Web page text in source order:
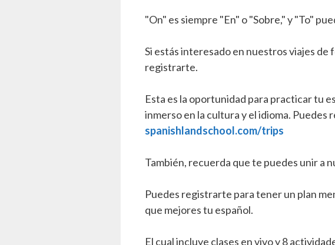
"On" es siempre "En" o "Sobre," y "To"
Si estás interesado en nuestros viajes
registrarte.
Esta es la oportunidad para practicar tu
inmerso en la cultura y el idioma. Puedes
spanishlandschool.com/trips
También, recuerda que te puedes unir a
Puedes registrarte para tener un plan
que mejores tu español.
El cual incluye clases en vivo y 8